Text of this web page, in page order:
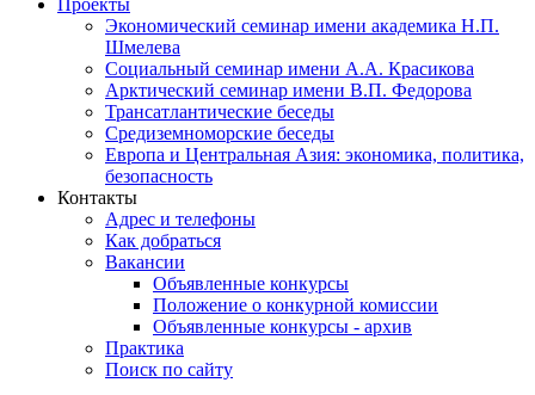
Проекты
Экономический семинар имени академика Н.П.
Шмелева
Социальный семинар имени А.А. Красикова
Арктический семинар имени В.П. Федорова
Трансатлантические беседы
Средиземноморские беседы
Европа и Центральная Азия: экономика, политика,
безопасность
Контакты
Адрес и телефоны
Как добраться
Вакансии
Объявленные конкурсы
Положение о конкурной комиссии
Объявленные конкурсы - архив
Практика
Поиск по сайту